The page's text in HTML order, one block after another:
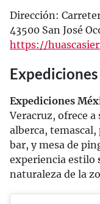
Dirección:
43500 San José
https://
Expediciones
Veracruz, ofrece a
alberca,
bar, y mesa de
experiencia estilo
naturaleza de la